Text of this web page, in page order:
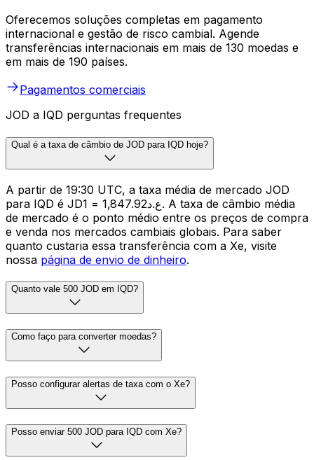
Oferecemos soluções completas em pagamento
internacional e gestão de risco cambial. Agende
transferências internacionais em mais de 130 moedas e
em mais de 190 países.
Pagamentos comerciais
JOD a IQD perguntas frequentes
Qual é a taxa de câmbio de JOD para IQD hoje?
A partir de 19:30 UTC, a taxa média de mercado JOD
para IQD é JD1 = ع.د1,847.92. A taxa de câmbio média
de mercado é o ponto médio entre os preços de compra
e venda nos mercados cambiais globais. Para saber
quanto custaria essa transferência com a Xe, visite
nossa página de envio de dinheiro.
Quanto vale 500 JOD em IQD?
Como faço para converter moedas?
Posso configurar alertas de taxa com o Xe?
Posso enviar 500 JOD para IQD com Xe?